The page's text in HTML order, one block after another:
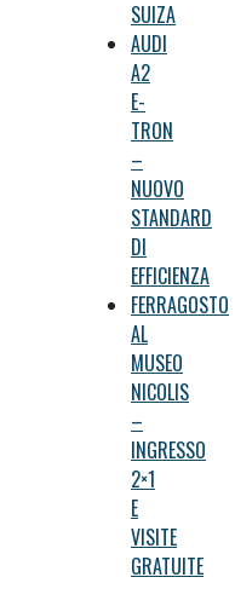
SUIZA
AUDI
A2
E-
TRON
–
NUOVO
STANDARD
DI
EFFICIENZA
FERRAGOSTO
AL
MUSEO
NICOLIS
–
INGRESSO
2×1
E
VISITE
GRATUITE